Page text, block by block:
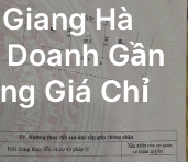
Hà
Gần
Giá Chỉ